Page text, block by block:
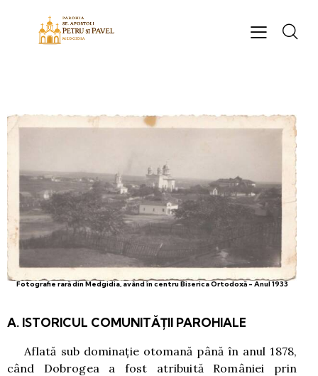
Fotografie rară din Medgidia, având în centru Biserica Ortodoxă - Anul 1933
A. ISTORICUL COMUNITĂŢII PAROHIALE
Aflată sub dominaţie otomană până în anul 1878,
când Dobrogea a fost atribuită României prin